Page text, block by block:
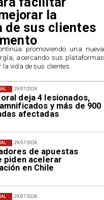
29/07/2026
deja 4 lesionados,
y más de 900
afectadas
29/07/2026
de apuestas
piden acelerar
en Chile
29/07/2026
la
de sus clientes
promoviendo una nueva
acercando sus plataformas
vida de sus clientes.